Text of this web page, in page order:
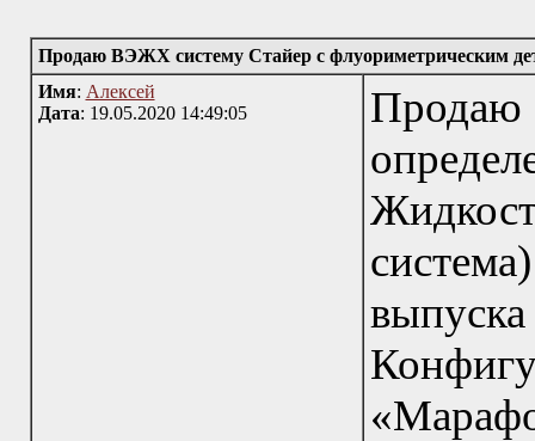
Продаю ВЭЖХ систему Стайер с флуориметрическим
Имя: Алексей
Дата: 19.05.2020 14:49:05